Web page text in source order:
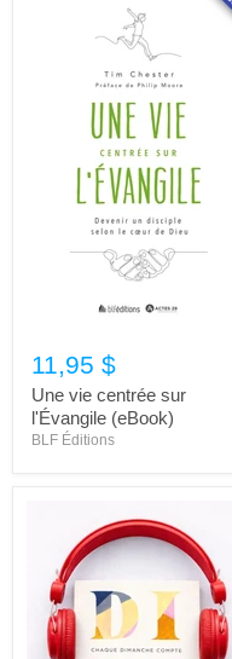
11,95 $
Une vie centrée sur
l'Évangile (eBook)
BLF Éditions